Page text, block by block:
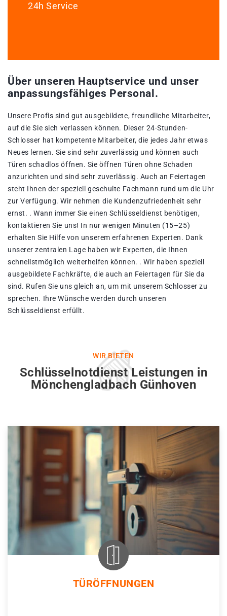
24h Service
Über unseren Hauptservice und unser
anpassungsfähiges Personal.
Unsere Profis sind gut ausgebildete, freundliche Mitarbeiter,
auf die Sie sich verlassen können. Dieser 24-Stunden-
Schlosser hat kompetente Mitarbeiter, die jedes Jahr etwas
Neues lernen. Sie sind sehr zuverlässig und können auch
Türen schadlos öffnen. Sie öffnen Türen ohne Schaden
anzurichten und sind sehr zuverlässig. Auch an Feiertagen
steht Ihnen der speziell geschulte Fachmann rund um die Uhr
zur Verfügung. Wir nehmen die Kundenzufriedenheit sehr
ernst. . Wann immer Sie einen Schlüsseldienst benötigen,
kontaktieren Sie uns! In nur wenigen Minuten (15–25)
erhalten Sie Hilfe von unserem erfahrenen Experten. Dank
unserer zentralen Lage haben wir Experten, die Ihnen
schnellstmöglich weiterhelfen können. . Wir haben speziell
ausgebildete Fachkräfte, die auch an Feiertagen für Sie da
sind. Rufen Sie uns gleich an, um mit unserem Schlosser zu
sprechen. Ihre Wünsche werden durch unseren
Schlüsseldienst erfüllt.
WIR BIETEN
Schlüsselnotdienst Leistungen in
Mönchengladbach Günhoven
TÜRÖFFNUNGEN